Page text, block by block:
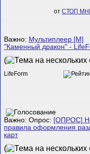
от СТОП
Важно: Мультиплеер [M]
"Каменный дракон" -
(
LifeForm
Важно: Опрос: [ОПРОС]
правила оформления
карт
(